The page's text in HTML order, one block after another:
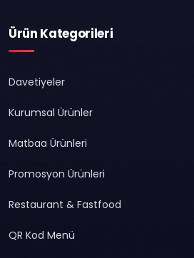
Ürün Kategorileri
Davetiyeler
Kurumsal Ürünler
Matbaa Ürünleri
Promosyon Ürünleri
Restaurant & Fastfood
QR Kod Menü